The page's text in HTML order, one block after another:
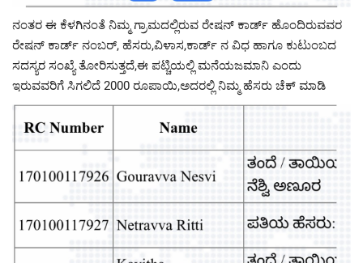
ನಂತರ ಈ ಕೆಳಗಿನಂತೆ ನಿಮ್ಮ ಗ್ರಾಮದಲ್ಲಿರುವ ರೇಷನ್ ಕಾರ್ಡ್ ಹೊಂದಿರುವವರ
ರೇಷನ್ ಕಾರ್ಡ್ ನಂಬರ್, ಹೆಸರು,ವಿಳಾಸ,ಕಾರ್ಡ್ ನ ವಿಧ ಹಾಗೂ ಕುಟುಂಬದ
ಸದಸ್ಯರ ಸಂಖ್ಯೆ ತೋರಿಸುತ್ತದೆ,ಈ ಪಟ್ಚಿಯಲ್ಲಿ ಮನೆಯಜಮಾನಿ ಎಂದು
ಇರುವವರಿಗೆ ಸಿಗಲಿದೆ 2000 ರೂಪಾಯಿ,ಅದರಲ್ಲಿ ನಿಮ್ಮ ಹೆಸರು ಚೆಕ್ ಮಾಡಿ